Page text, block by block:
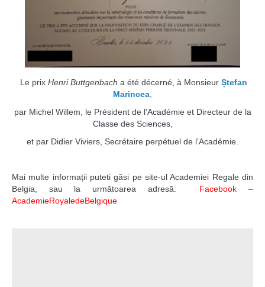
Le prix Henri Buttgenbach a été décerné, à Monsieur Ștefan
Marincea
par Michel Willem, le Président de l’Académie et Directeur de la
Classe des Sciences,
et par Didier Viviers, Secrétaire perpétuel de l’Académie.
Mai multe informații puteti găsi pe site-ul Academiei Regale din
Belgia, sau la următoarea adresă: Facebook –
AcademieRoyaledeBelgique